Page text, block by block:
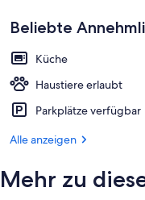
Beliebte
Küche
Haustiere erlaubt
Parkplätze verfügbar
Alle anzeigen
Mehr zu